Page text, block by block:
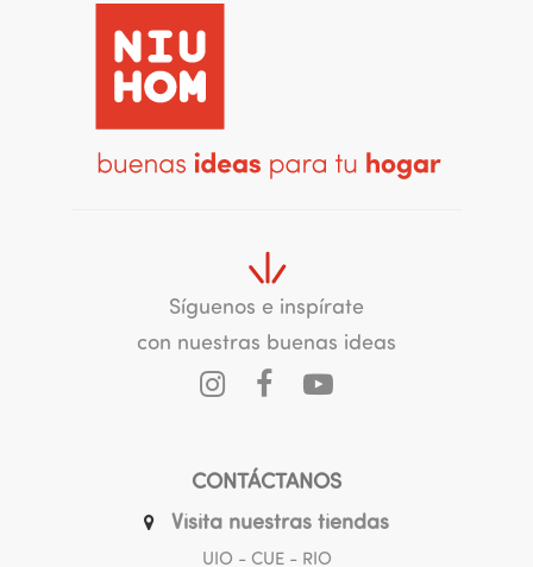
Síguenos e inspírate
con nuestras buenas ideas
CONTÁCTANOS
Visita nuestras tiendas
UIO - CUE - RIO